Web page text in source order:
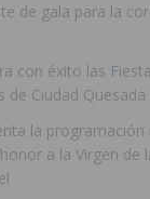
de gala para la
con éxito las
de Ciudad Quesada
la programación
a la Virgen de